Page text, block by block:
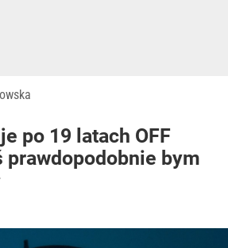
po 19 latach OFF
prawdopodobnie bym